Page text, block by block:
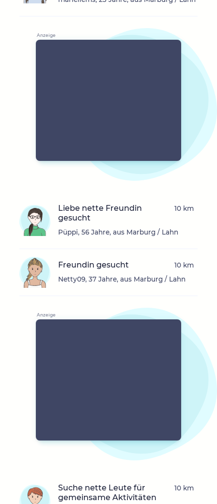
Liebe nette Freundin
gesucht
Püppi, 56 Jahre, aus Marburg / Lahn
10 km
Freundin gesucht
Netty09, 37 Jahre, aus Marburg / Lahn
10 km
Suche nette Leute für
gemeinsame Aktivitäten
10 km